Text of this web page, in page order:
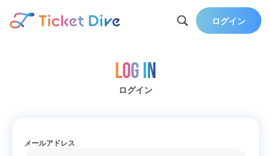
ログイン
Log in
ログイン
メールアドレス